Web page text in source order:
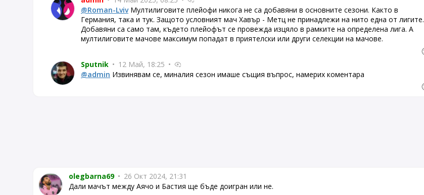
@Roman-LvivМултилиговите плейофи никога не са добавяни в основните сезони. Както в
Германия, така и тук. Защото условният мач Хавър - Метц не принадлежи на нито една от лигите.
Добавяни са само там, където плейофът се провежда изцяло в рамките на определена лига. А
мултилиговите мачове максимум попадат в приятелски или други селекции на мачове.
Sputnik • 12 Май, 18:25 •
@admin Извинявам се, миналия сезон имаше същия въпрос, намерих коментара
olegbarna69 • 26 Окт 2024, 21:31
Дали мачът между Аячо и Бастия ще бъде доигран или не.